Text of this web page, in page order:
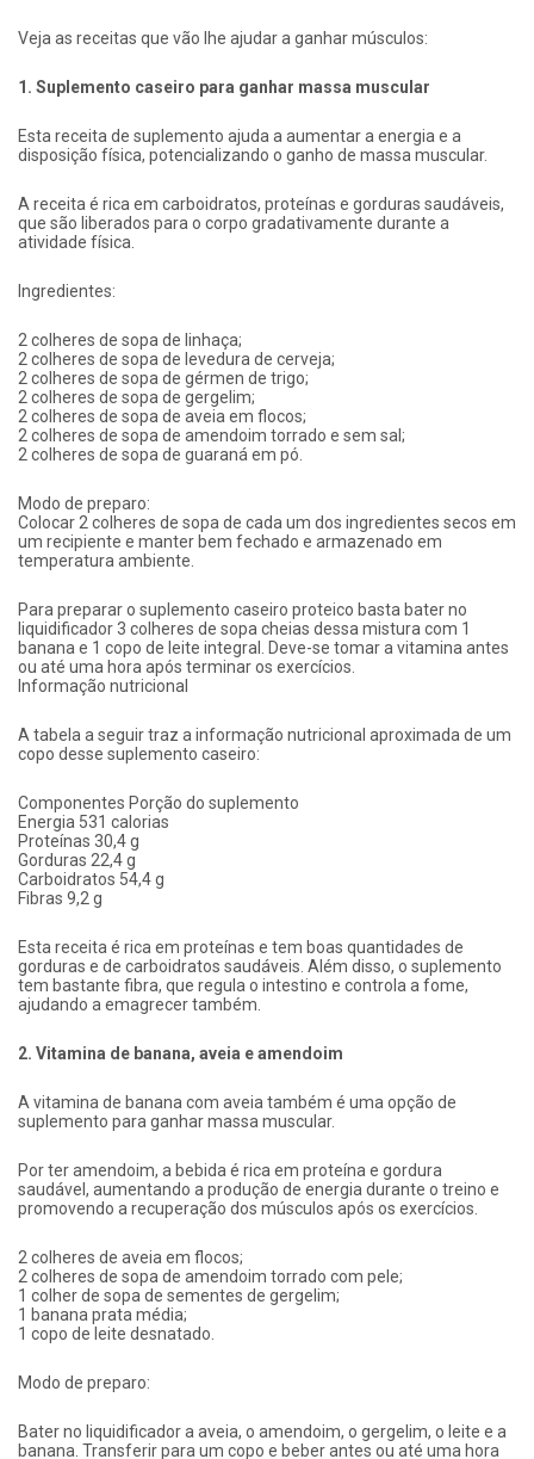
Veja as receitas que vão lhe ajudar a ganhar músculos:
1. Suplemento caseiro para ganhar massa muscular
Esta receita de suplemento ajuda a aumentar a energia e a
disposição física, potencializando o ganho de massa muscular.
A receita é rica em carboidratos, proteínas e gorduras saudáveis,
que são liberados para o corpo gradativamente durante a
atividade física.
Ingredientes:
2 colheres de sopa de linhaça;
2 colheres de sopa de levedura de cerveja;
2 colheres de sopa de gérmen de trigo;
2 colheres de sopa de gergelim;
2 colheres de sopa de aveia em flocos;
2 colheres de sopa de amendoim torrado e sem sal;
2 colheres de sopa de guaraná em pó.
Modo de preparo:
Colocar 2 colheres de sopa de cada um dos ingredientes secos em
um recipiente e manter bem fechado e armazenado em
temperatura ambiente.
Para preparar o suplemento caseiro proteico basta bater no
liquidificador 3 colheres de sopa cheias dessa mistura com 1
banana e 1 copo de leite integral. Deve-se tomar a vitamina antes
ou até uma hora após terminar os exercícios.
Informação nutricional
A tabela a seguir traz a informação nutricional aproximada de um
copo desse suplemento caseiro:
Componentes Porção do suplemento
Energia 531 calorias
Proteínas 30,4 g
Gorduras 22,4 g
Carboidratos 54,4 g
Fibras 9,2 g
Esta receita é rica em proteínas e tem boas quantidades de
gorduras e de carboidratos saudáveis. Além disso, o suplemento
tem bastante fibra, que regula o intestino e controla a fome,
ajudando a emagrecer também.
2. Vitamina de banana, aveia e amendoim
A vitamina de banana com aveia também é uma opção de
suplemento para ganhar massa muscular.
Por ter amendoim, a bebida é rica em proteína e gordura
saudável, aumentando a produção de energia durante o treino e
promovendo a recuperação dos músculos após os exercícios.
2 colheres de aveia em flocos;
2 colheres de sopa de amendoim torrado com pele;
1 colher de sopa de sementes de gergelim;
1 banana prata média;
1 copo de leite desnatado.
Modo de preparo:
Bater no liquidificador a aveia, o amendoim, o gergelim, o leite e a
banana. Transferir para um copo e beber antes ou até uma hora